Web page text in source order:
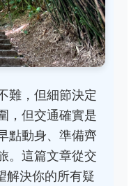
難，但細節決定
，但交通確實是
點動身、準備齊
。這篇文章從交
解決你的所有疑